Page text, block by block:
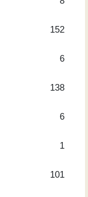
152
6
138
6
1
101